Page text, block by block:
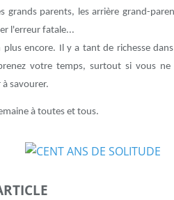
grands parents, les arrière grand-
l'erreur fatale...
encore. Il y a tant de richesse
votre temps, surtout si vous
savourer.
à toutes et tous.